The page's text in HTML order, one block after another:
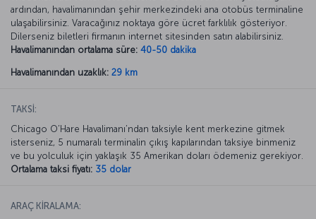
ardından, havalimanından şehir merkezindeki ana otobüs terminaline
ulaşabilirsiniz. Varacağınız noktaya göre ücret farklılık gösteriyor.
Dilerseniz biletleri firmanın internet sitesinden satın alabilirsiniz.
Havalimanından ortalama süre: 40-50 dakika
Havalimanından uzaklık: 29 km
TAKSİ:
Chicago O’Hare Havalimanı’ndan taksiyle kent merkezine gitmek
isterseniz, 5 numaralı terminalin çıkış kapılarından taksiye binmeniz
ve bu yolculuk için yaklaşık 35 Amerikan doları ödemeniz gerekiyor.
Ortalama taksi fiyatı: 35 dolar
ARAÇ KİRALAMA: